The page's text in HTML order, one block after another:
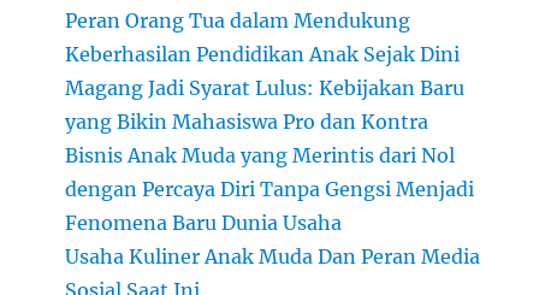
Peran Orang Tua dalam Mendukung
Keberhasilan Pendidikan Anak Sejak Dini
Magang Jadi Syarat Lulus: Kebijakan Baru
yang Bikin Mahasiswa Pro dan Kontra
Bisnis Anak Muda yang Merintis dari Nol
dengan Percaya Diri Tanpa Gengsi Menjadi
Fenomena Baru Dunia Usaha
Usaha Kuliner Anak Muda Dan Peran Media
Sosial Saat Ini